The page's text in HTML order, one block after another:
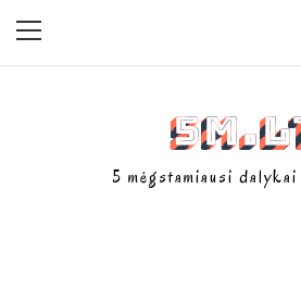
5 mėgstamiausi dalykai